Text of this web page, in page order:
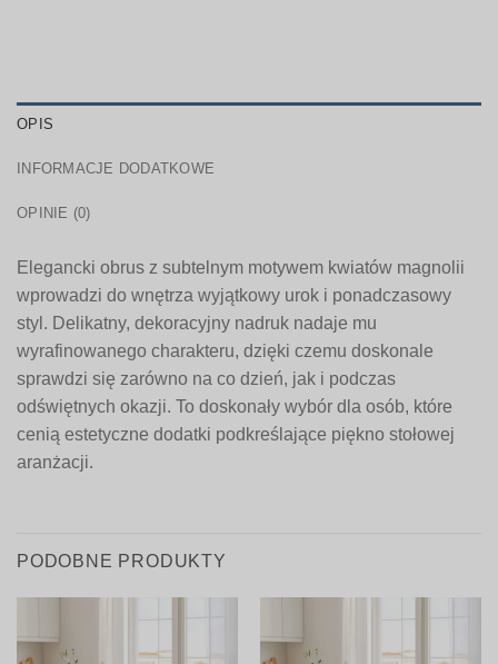
OPIS
INFORMACJE DODATKOWE
OPINIE (0)
Elegancki obrus z subtelnym motywem kwiatów magnolii
wprowadzi do wnętrza wyjątkowy urok i ponadczasowy
styl. Delikatny, dekoracyjny nadruk nadaje mu
wyrafinowanego charakteru, dzięki czemu doskonale
sprawdzi się zarówno na co dzień, jak i podczas
odświętnych okazji. To doskonały wybór dla osób, które
cenią estetyczne dodatki podkreślające piękno stołowej
aranżacji.
PODOBNE PRODUKTY